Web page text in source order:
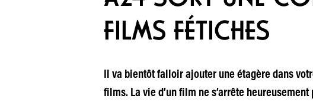
FILMS FÉTICHES
Il va bientôt falloir ajouter une étagère dans
films. La vie d’un film ne s’arrête